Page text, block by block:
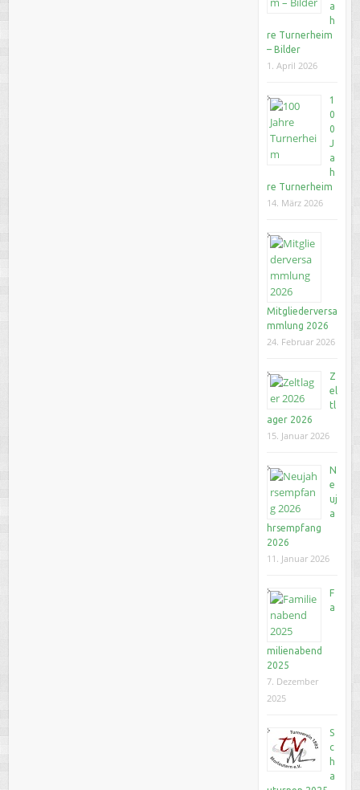
a
h
re Turnerheim
– Bilder
1. April 2026
1
0
0
J
a
h
re Turnerheim
14. März 2026
Mitgliederversa
mmlung 2026
24. Februar 2026
Z
el
tl
ager 2026
15. Januar 2026
N
e
uj
a
hrsempfang
2026
11. Januar 2026
F
a
milienabend
2025
7. Dezember
2025
S
c
h
a